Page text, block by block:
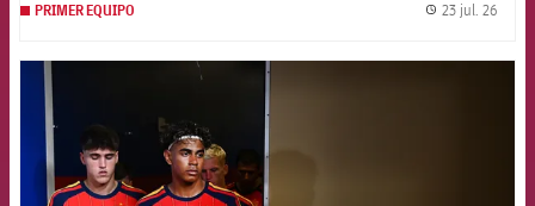
PRIMER EQUIPO 23 jul. 26
FCB Barcelona badge